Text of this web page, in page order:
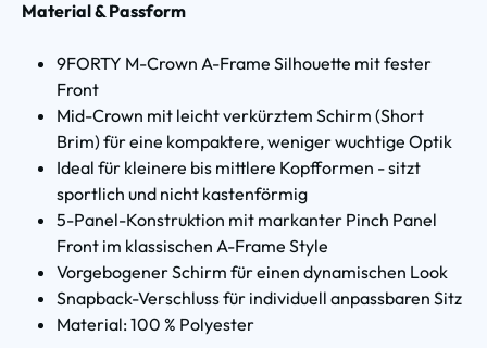
Material & Passform
9FORTY M-Crown A-Frame Silhouette mit fester
Front
Mid-Crown mit leicht verkürztem Schirm (Short
Brim) für eine kompaktere, weniger wuchtige Optik
Ideal für kleinere bis mittlere Kopfformen - sitzt
sportlich und nicht kastenförmig
5-Panel-Konstruktion mit markanter Pinch Panel
Front im klassischen A-Frame Style
Vorgebogener Schirm für einen dynamischen Look
Snapback-Verschluss für individuell anpassbaren Sitz
Material: 100 % Polyester